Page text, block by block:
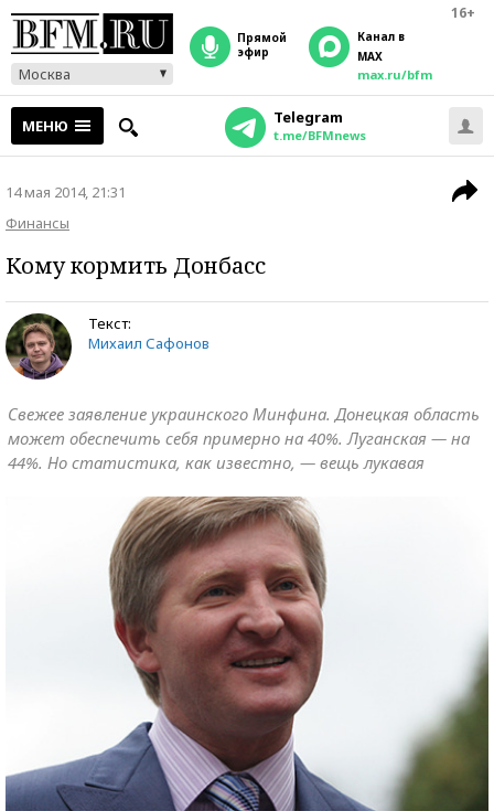
16+
Москва
прямой
эфир
Канал в
MAX
max.ru/bfm
МЕНЮ Telegram
t.me/BFMnews
14 мая 2014, 21:31
Финансы
Кому кормить Донбасс
Текст:
Михаил Сафонов
Свежее заявление украинского Минфина. Донецкая область
может обеспечить себя примерно на 40%. Луганская — на
44%. Но статистика, как известно, — вещь лукавая